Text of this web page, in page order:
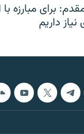
برای مبارزه با
داریم